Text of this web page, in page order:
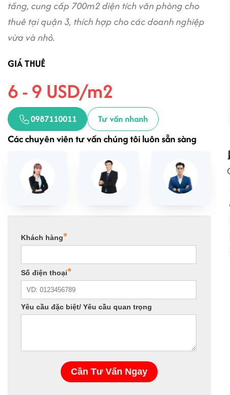
tầng, cung cấp 700m2 diện tích văn phòng cho
thuê tại quận 3, thích hợp cho các doanh nghiệp
vừa và nhỏ.
GIÁ THUÊ
6 - 9 USD/m2
0987110011 Tư vấn nhanh
Các chuyên viên tư vấn chúng tôi luôn sẵn sàng